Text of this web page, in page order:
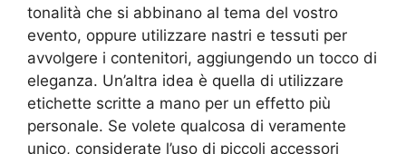
tonalità che si abbinano al tema del vostro
evento, oppure utilizzare nastri e tessuti per
avvolgere i contenitori, aggiungendo un tocco di
eleganza. Un’altra idea è quella di utilizzare
etichette scritte a mano per un effetto più
personale. Se volete qualcosa di veramente
unico, considerate l’uso di piccoli accessori